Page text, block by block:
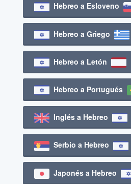
Hebreo a Esloveno
Hebreo a Griego
Hebreo a Letón
Hebreo a Portugués
Inglés a Hebreo
Serbio a Hebreo
Japonés a Hebreo